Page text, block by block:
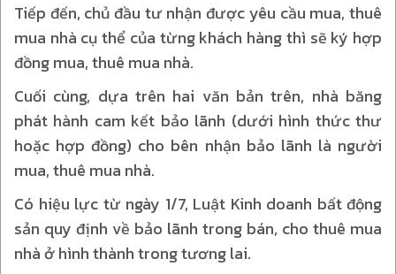
Tiếp đến, chủ đầu tư nhận được yêu cầu mua, thuê
mua nhà cụ thể của từng khách hàng thì sẽ ký hợp
đồng mua, thuê mua nhà.
Cuối cùng, dựa trên hai văn bản trên, nhà băng
phát hành cam kết bảo lãnh (dưới hình thức thư
hoặc hợp đồng) cho bên nhận bảo lãnh là người
mua, thuê mua nhà.
Có hiệu lực từ ngày 1/7, Luật Kinh doanh bất động
sản quy định về bảo lãnh trong bán, cho thuê mua
nhà ở hình thành trong tương lai.